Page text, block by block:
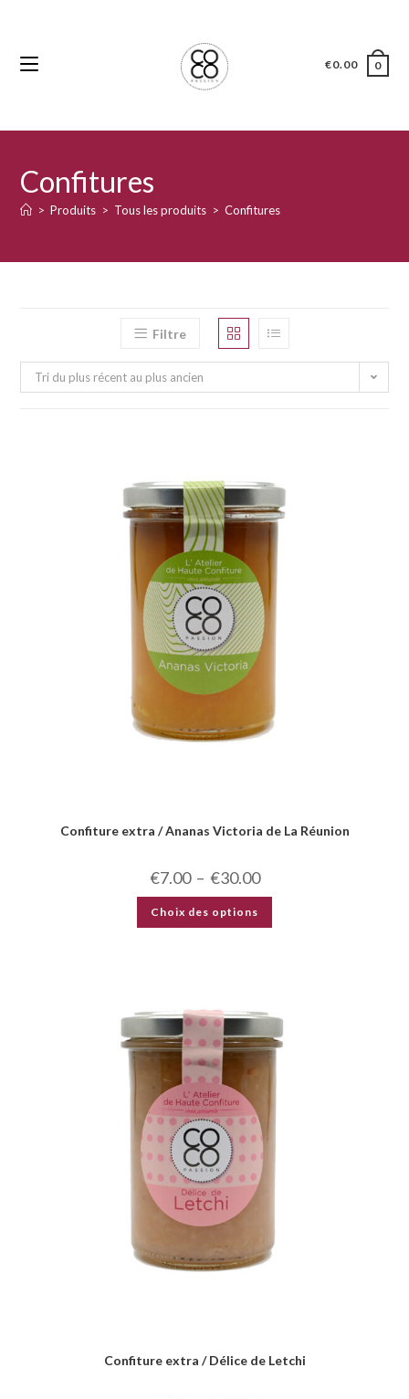
€0.00 0
Confitures
> Produits > Tous les produits > Confitures
Filtre
Tri du plus récent au plus ancien
Confiture extra / Ananas Victoria de La Réunion
€7.00 – €30.00
Choix des options
Confiture extra / Délice de Letchi